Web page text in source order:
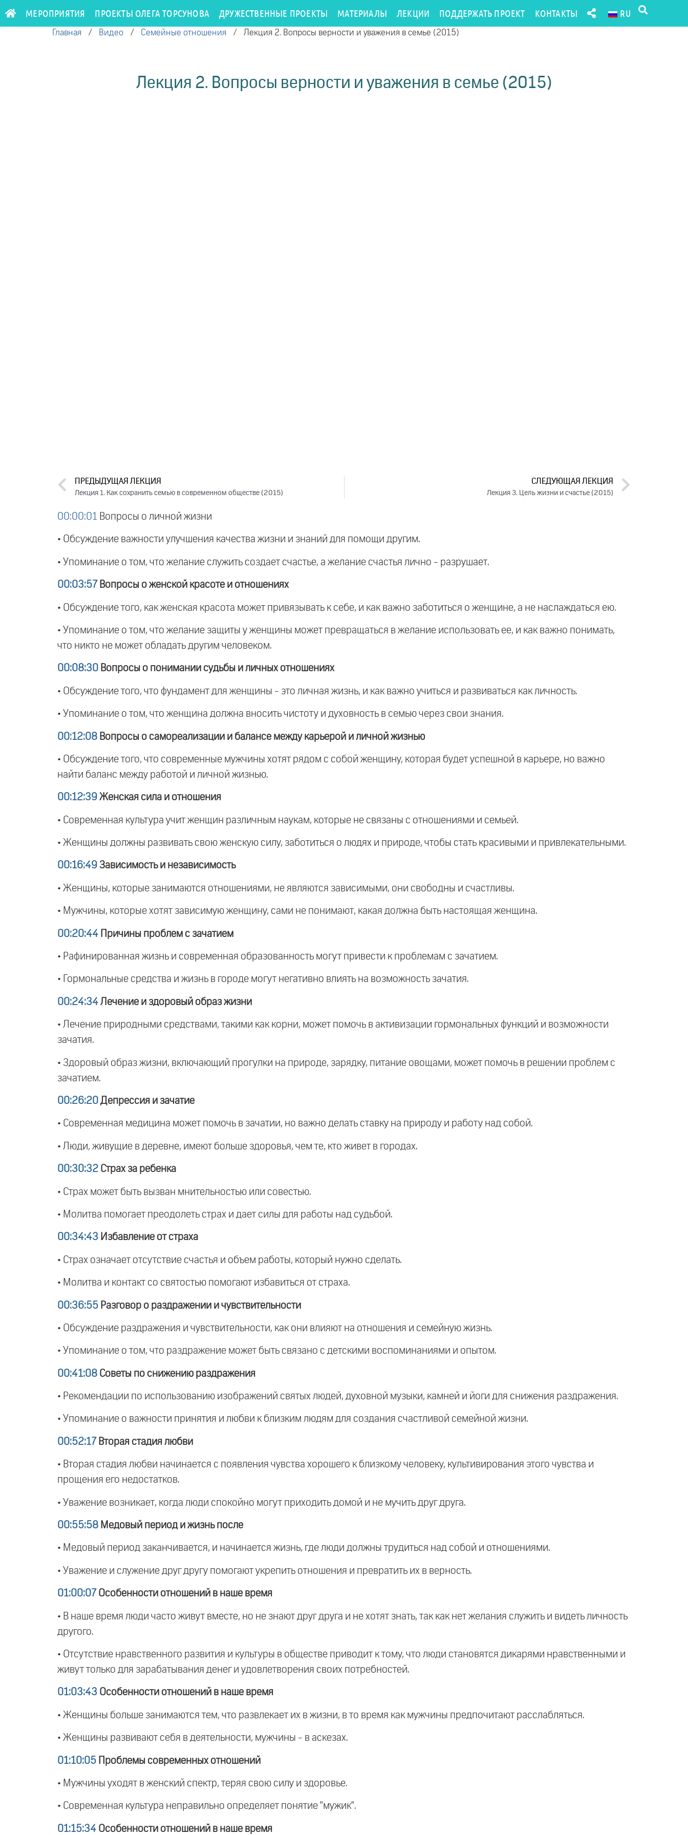
МЕРОПРИЯТИЯ ПРОЕКТЫ ОЛЕГА ТОРСУНОВА ДРУЖЕСТВЕННЫЕ ПРОЕКТЫ МАТЕРИАЛЫ ЛЕКЦИИ ПОДДЕРЖАТЬ ПРОЕКТ КОНТАКТЫ RU
Главная / Видео / Семейные отношения / Лекция 2. Вопросы верности и уважения в семье (2015)
Лекция 2. Вопросы верности и уважения в семье (2015)
ПРЕДЫДУЩАЯ ЛЕКЦИЯ
Лекция 1. Как сохранить семью в современном обществе (2015)
СЛЕДУЮЩАЯ ЛЕКЦИЯ
Лекция 3. Цель жизни и счастье (2015)
00:00:01 Вопросы о личной жизни
• Обсуждение важности улучшения качества жизни и знаний для помощи другим.
• Упоминание о том, что желание служить создает счастье, а желание счастья лично - разрушает.
00:03:57 Вопросы о женской красоте и отношениях
• Обсуждение того, как женская красота может привязывать к себе, и как важно заботиться о женщине, а не наслаждаться ею.
• Упоминание о том, что желание защиты у женщины может превращаться в желание использовать ее, и как важно понимать,
что никто не может обладать другим человеком.
00:08:30 Вопросы о понимании судьбы и личных отношениях
• Обсуждение того, что фундамент для женщины - это личная жизнь, и как важно учиться и развиваться как личность.
• Упоминание о том, что женщина должна вносить чистоту и духовность в семью через свои знания.
00:12:08 Вопросы о самореализации и балансе между карьерой и личной жизнью
• Обсуждение того, что современные мужчины хотят рядом с собой женщину, которая будет успешной в карьере, но важно
найти баланс между работой и личной жизнью.
00:12:39 Женская сила и отношения
• Современная культура учит женщин различным наукам, которые не связаны с отношениями и семьей.
• Женщины должны развивать свою женскую силу, заботиться о людях и природе, чтобы стать красивыми и привлекательными.
00:16:49 Зависимость и независимость
• Женщины, которые занимаются отношениями, не являются зависимыми, они свободны и счастливы.
• Мужчины, которые хотят зависимую женщину, сами не понимают, какая должна быть настоящая женщина.
00:20:44 Причины проблем с зачатием
• Рафинированная жизнь и современная образованность могут привести к проблемам с зачатием.
• Гормональные средства и жизнь в городе могут негативно влиять на возможность зачатия.
00:24:34 Лечение и здоровый образ жизни
• Лечение природными средствами, такими как корни, может помочь в активизации гормональных функций и возможности
зачатия.
• Здоровый образ жизни, включающий прогулки на природе, зарядку, питание овощами, может помочь в решении проблем с
зачатием.
00:26:20 Депрессия и зачатие
• Современная медицина может помочь в зачатии, но важно делать ставку на природу и работу над собой.
• Люди, живущие в деревне, имеют больше здоровья, чем те, кто живет в городах.
00:30:32 Страх за ребенка
• Страх может быть вызван мнительностью или совестью.
• Молитва помогает преодолеть страх и дает силы для работы над судьбой.
00:34:43 Избавление от страха
• Страх означает отсутствие счастья и объем работы, который нужно сделать.
• Молитва и контакт со святостью помогают избавиться от страха.
00:36:55 Разговор о раздражении и чувствительности
• Обсуждение раздражения и чувствительности, как они влияют на отношения и семейную жизнь.
• Упоминание о том, что раздражение может быть связано с детскими воспоминаниями и опытом.
00:41:08 Советы по снижению раздражения
• Рекомендации по использованию изображений святых людей, духовной музыки, камней и йоги для снижения раздражения.
• Упоминание о важности принятия и любви к близким людям для создания счастливой семейной жизни.
00:52:17 Вторая стадия любви
• Вторая стадия любви начинается с появления чувства хорошего к близкому человеку, культивирования этого чувства и
прощения его недостатков.
• Уважение возникает, когда люди спокойно могут приходить домой и не мучить друг друга.
00:55:58 Медовый период и жизнь после
• Медовый период заканчивается, и начинается жизнь, где люди должны трудиться над собой и отношениями.
• Уважение и служение друг другу помогают укрепить отношения и превратить их в верность.
01:00:07 Особенности отношений в наше время
• В наше время люди часто живут вместе, но не знают друг друга и не хотят знать, так как нет желания служить и видеть личность
другого.
• Отсутствие нравственного развития и культуры в обществе приводит к тому, что люди становятся дикарями нравственными и
живут только для зарабатывания денег и удовлетворения своих потребностей.
01:03:43 Особенности отношений в наше время
• Женщины больше занимаются тем, что развлекает их в жизни, в то время как мужчины предпочитают расслабляться.
• Женщины развивают себя в деятельности, мужчины - в аскезах.
01:10:05 Проблемы современных отношений
• Мужчины уходят в женский спектр, теряя свою силу и здоровье.
• Современная культура неправильно определяет понятие "мужик".
01:15:34 Особенности отношений в наше время